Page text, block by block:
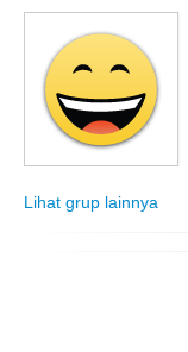
Lihat grup lainnya